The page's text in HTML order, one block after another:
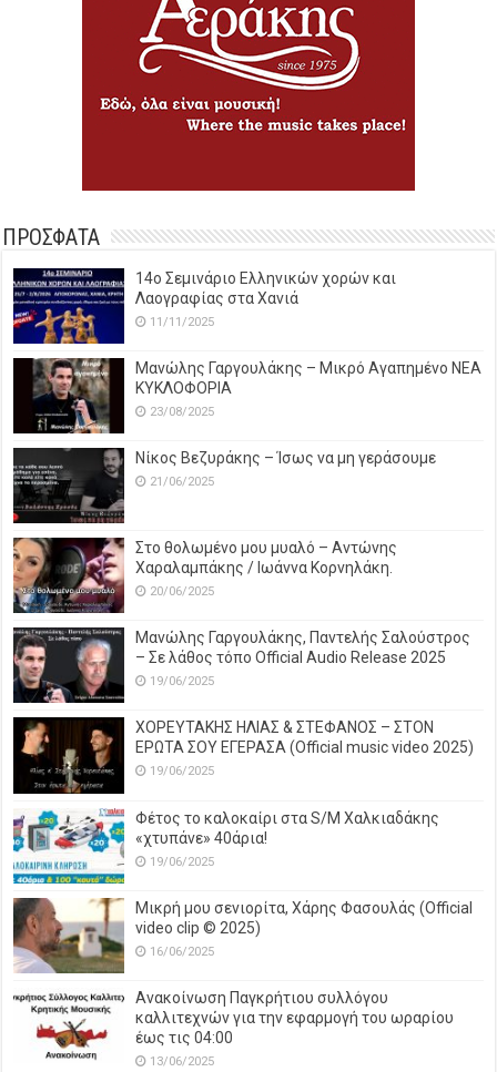
ΠΡΟΣΦΑΤΑ
14o Σεμινάριο Ελληνικών χορών και
Λαογραφίας στα Χανιά
11/11/2025
Μανώλης Γαργουλάκης – Μικρό Αγαπημένο NEΑ
ΚΥΚΛΟΦΟΡΙΑ
23/08/2025
Νίκος Βεζυράκης – Ίσως να μη γεράσουμε
21/06/2025
Στο θολωμένο μου μυαλό – Αντώνης
Χαραλαμπάκης / Ιωάννα Κορνηλάκη.
20/06/2025
Μανώλης Γαργουλάκης, Παντελής Σαλούστρος
– Σε λάθος τόπο Official Audio Release 2025
19/06/2025
ΧΟΡΕΥΤΑΚΗΣ ΗΛΙΑΣ & ΣΤΕΦΑΝΟΣ – ΣΤΟΝ
ΕΡΩΤΑ ΣΟΥ ΕΓΕΡΑΣΑ (Official music video 2025)
19/06/2025
Φέτος το καλοκαίρι στα S/M Χαλκιαδάκης
«χτυπάνε» 40άρια!
19/06/2025
Μικρή μου σενιορίτα, Χάρης Φασουλάς (Official
video clip © 2025)
16/06/2025
Ανακοίνωση Παγκρήτιου συλλόγου
καλλιτεχνών για την εφαρμογή του ωραρίου
έως τις 04:00
13/06/2025